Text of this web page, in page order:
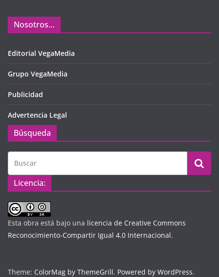
Nosotros…
Editorial VegaMedia
Grupo VegaMedia
Publicidad
Advertencia Legal
Búsqueda
Licencia:
Esta obra está bajo una licencia de Creative Commons
Reconocimiento-Compartir Igual 4.0 Internacional.
Theme: ColorMag by ThemeGrill. Powered by WordPress.